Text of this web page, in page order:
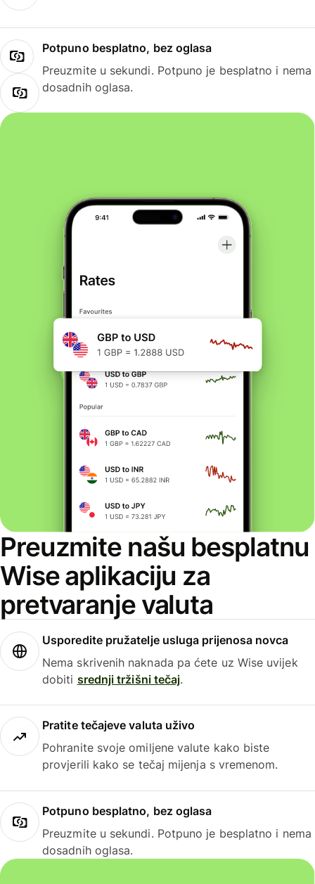
Potpuno besplatno, bez oglasa
Preuzmite u sekundi. Potpuno je besplatno i nema
dosadnih oglasa.
Preuzmite našu besplatnu
Wise aplikaciju za
pretvaranje valuta
Usporedite pružatelje usluga prijenosa novca
Nema skrivenih naknada pa ćete uz Wise uvijek
dobiti srednji tržišni tečaj.
Pratite tečajeve valuta uživo
Pohranite svoje omiljene valute kako biste
provjerili kako se tečaj mijenja s vremenom.
Potpuno besplatno, bez oglasa
Preuzmite u sekundi. Potpuno je besplatno i nema
dosadnih oglasa.